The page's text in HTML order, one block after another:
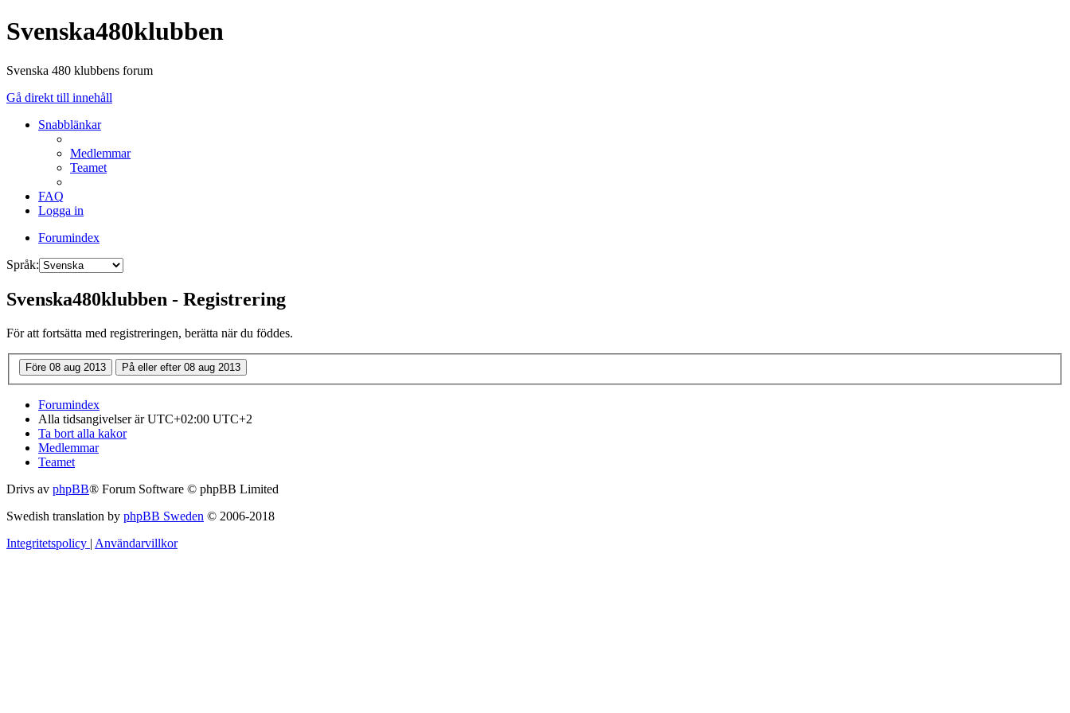
Svenska480klubben
Svenska 480 klubbens forum
Gå direkt till innehåll
Snabblänkar
Medlemmar
Teamet
FAQ
Logga in
Forumindex
Språk:
Svenska480klubben - Registrering
För att fortsätta med registreringen, berätta när du föddes.
Forumindex
Alla tidsangivelser är UTC+02:00 UTC+2
Ta bort alla kakor
Medlemmar
Teamet
Drivs av phpBB® Forum Software © phpBB Limited
Swedish translation by phpBB Sweden © 2006-2018
Integritetspolicy | Användarvillkor